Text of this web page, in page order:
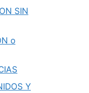
SIN
o
Y